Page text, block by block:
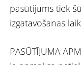
pasūtijums tiek
izgatavošanas
PASŪTĪJUMA